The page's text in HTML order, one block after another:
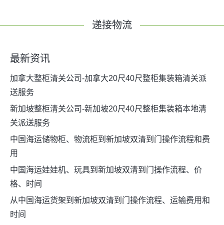
递接物流
最新资讯
加拿大整柜清关公司-加拿大20尺40尺整柜集装箱清关派
送服务
新加坡整柜清关公司-新加坡20尺40尺整柜集装箱本地清
关派送服务
中国海运储物柜、物流柜到新加坡双清到门操作流程和费
用
中国海运娃娃机、玩具到新加坡双清到门操作流程、价
格、时间
从中国海运货架到新加坡双清到门操作流程、运输费用和
时间